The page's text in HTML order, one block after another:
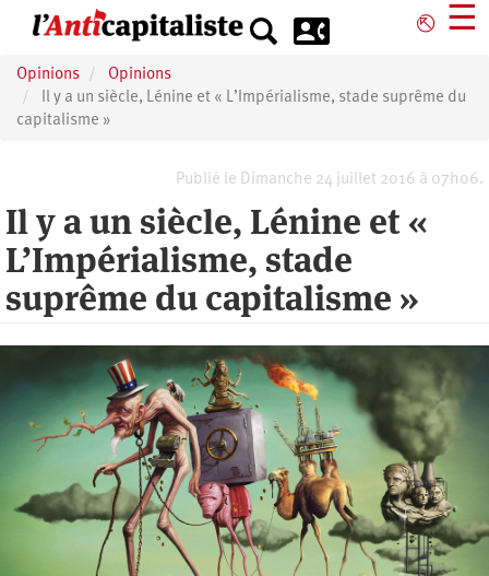
principal
⎋ ☰
Opinions
Opinions
Il y a un siècle, Lénine et « L’Impérialisme, stade suprême du
capitalisme »
Publié le Dimanche 24 juillet 2016 à 07h06.
Il y a un siècle, Lénine et «
L’Impérialisme, stade
suprême du capitalisme »